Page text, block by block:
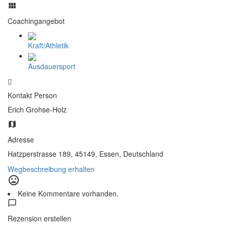
Coachingangebot
Kraft/Athletik
Ausdauersport
Kontakt Person
Erich Grohse-Holz
Adresse
Hatzperstrasse 189, 45149, Essen, Deutschland
Wegbeschreibung erhalten
mood_bad
Keine Kommentare vorhanden.
Rezension erstellen